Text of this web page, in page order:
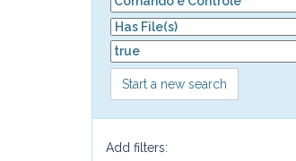
Start a new search
Add filters: